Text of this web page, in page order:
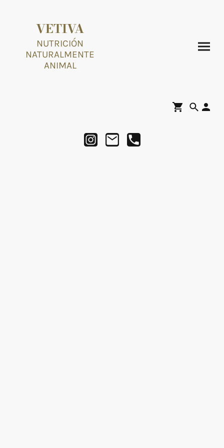
VETIVA
NUTRICIÓN
NATURALMENTE
ANIMAL